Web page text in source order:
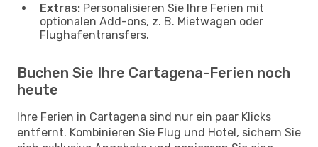
Extras: Personalisieren Sie Ihre Ferien mit
optionalen Add-ons, z. B. Mietwagen oder
Flughafentransfers.
Buchen Sie Ihre Cartagena-Ferien noch
heute
Ihre Ferien in Cartagena sind nur ein paar Klicks
entfernt. Kombinieren Sie Flug und Hotel, sichern Sie